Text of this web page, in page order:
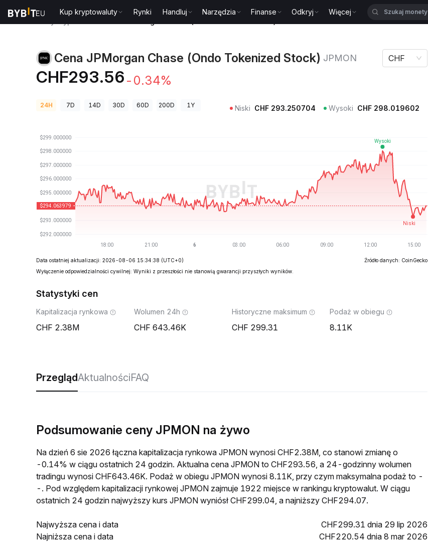
Kup kryptowaluty Rynki Handluj Narzędzia Finanse Odkryj Więcej
Cena JPMorgan Chase (Ondo Tokenized Stock) JPMON
CHF293.56 -0.34%
CHF
24H 7D 14D 30D 60D 200D 1Y Niski CHF 293.250704 Wysoki CHF 298.019602
Data ostatniej aktualizacji: 2026-08-06 15:34:38 (UTC+0)
Źródło danych: CoinGecko
Wyłączenie odpowiedzialności cywilnej: Wyniki z przeszłości nie stanowią gwarancji przyszłych wyników.
Statystyki cen
Kapitalizacja rynkowa
2.38M
Wolumen 24h
643.46K
Historyczne maksimum
299.31
Podaż w obiegu
8.11K
PrzeglądAktualnościFAQ
Podsumowanie ceny JPMON na żywo
Na dzień 6 sie 2026 łączna kapitalizacja rynkowa JPMON wynosi CHF2.38M, co stanowi zmianę o
-0.14% w ciągu ostatnich 24 godzin. Aktualna cena JPMON to CHF293.56, a 24-godzinny wolumen
tradingu wynosi CHF643.46K. Podaż w obiegu JPMON wynosi 8.11K, przy czym maksymalna podaż to -
-. Pod względem kapitalizacji rynkowej JPMON zajmuje 1922 miejsce w rankingu kryptowalut. W ciągu
ostatnich 24 godzin najwyższy kurs JPMON wyniósł CHF299.04, a najniższy CHF294.07.
Najwyższa cena i data
CHF299.31 dnia 29 lip 2026
Najniższa cena i data
CHF220.54 dnia 8 mar 2026